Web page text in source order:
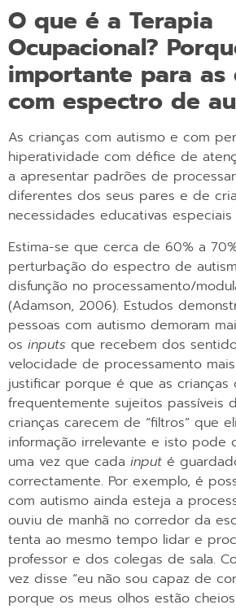
O que é a Terapia
Ocupacional?
importante para as
com espectro de
As crianças com autismo e com
hiperatividade com défice de
a apresentar padrões de
diferentes dos seus pares e de
necessidades educativas especiais
Estima-se que cerca de 60% a
perturbação do espectro de
disfunção no processamento/
(Adamson, 2006). Estudos
pessoas com autismo demoram
os inputs que recebem dos
velocidade de processamento
justificar porque é que as crianças
frequentemente sujeitos passíveis
crianças carecem de “filtros” que
informação irrelevante e isto pode
uma vez que cada input é
correctamente. Por exemplo, é
com autismo ainda esteja a
ouviu de manhã no corredor da
tenta ao mesmo tempo lidar e
professor e dos colegas de sala.
vez disse “eu não sou capaz de
porque os meus olhos estão